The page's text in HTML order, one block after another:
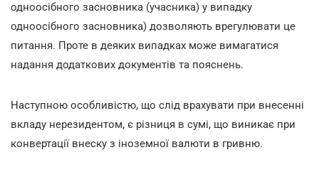
одноосібного засновника (учасника) у випадку
одноосібного засновника) дозволяють врегулювати це
питання. Проте в деяких випадках може вимагатися
надання додаткових документів та пояснень.
Наступною особливістю, що слід врахувати при внесенні
вкладу нерезидентом, є різниця в сумі, що виникає при
конвертації внеску з іноземної валюти в гривню.